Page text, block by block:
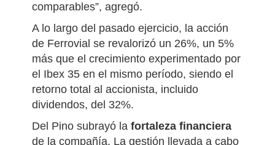
comparables”, agregó.
A lo largo del pasado ejercicio, la acción
de Ferrovial se revalorizó un 26%, un 5%
más que el crecimiento experimentado por
el Ibex 35 en el mismo período, siendo el
retorno total al accionista, incluido
dividendos, del 32%.
Del Pino subrayó lafortaleza financiera
de la compañía. La gestión llevada a cabo